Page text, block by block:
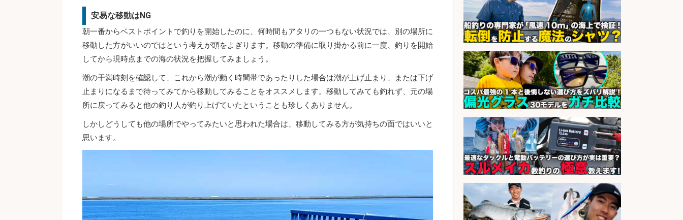
安易な移動はNG
朝一番からベストポイントで釣りを開始したのに、何時間もアタリの一つもない状況では、別の場所に
移動した方がいいのではという考えが頭をよぎります。移動の準備に取り掛かる前に一度、釣りを開始
してから現時点までの海の状況を把握してみましょう。
潮の干満時刻を確認して、これから潮が動く時間帯であったりした場合は潮が上げ止まり、または下げ
止まりになるまで待ってみてから移動してみることをオススメします。移動してみても釣れず、元の場
所に戻ってみると他の釣り人が釣り上げていたということも珍しくありません。
しかしどうしても他の場所でやってみたいと思われた場合は、移動してみる方が気持ちの面ではいいと
思います。
営業事務/「大津市」釣り具メーカ
ーの物流事務・営業アシスタント/
小野駅から徒歩6分/「時給1,300
円」/大型連休あり×残業なし×土日
祝休み/滋賀県
会社名 株式会社ホットスタッフ滋賀
sponsored by 求人ボックス
釣り具のかんたん軽作業/高収入/交
通費支給/制服貸与/正社員登用あり
会社名 株式会社REnista
sponsored by 求人ボックス
コンビニ/広島県/調理なし・軽作業
スタート お魚のパック詰め 品出し/
週4日から勤務OK/希望休が取得で